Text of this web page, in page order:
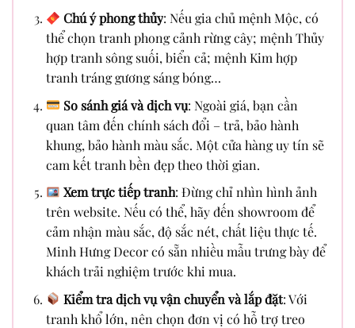
Chú ý phong thủy: Nếu gia chủ mệnh Mộc, có
thể chọn tranh phong cảnh rừng cây; mệnh Thủy
hợp tranh sông suối, biển cả; mệnh Kim hợp
tranh tráng gương sáng bóng…
So sánh giá và dịch vụ: Ngoài giá, bạn cần
quan tâm đến chính sách đổi – trả, bảo hành
khung, bảo hành màu sắc. Một cửa hàng uy tín sẽ
cam kết tranh bền đẹp theo thời gian.
Xem trực tiếp tranh: Đừng chỉ nhìn hình ảnh
trên website. Nếu có thể, hãy đến showroom để
cảm nhận màu sắc, độ sắc nét, chất liệu thực tế.
Minh Hưng Decor có sẵn nhiều mẫu trưng bày để
khách trải nghiệm trước khi mua.
Kiểm tra dịch vụ vận chuyển và lắp đặt: Với
tranh khổ lớn, nên chọn đơn vị có hỗ trợ treo